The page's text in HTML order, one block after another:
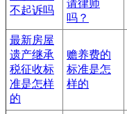
不起诉吗
请律师
吗？
最新房屋
遗产继承
税征收标
准是怎样
的
赡养费的
标准是怎
样的